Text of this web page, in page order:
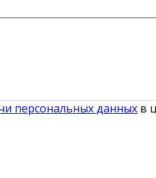
персональных данных в